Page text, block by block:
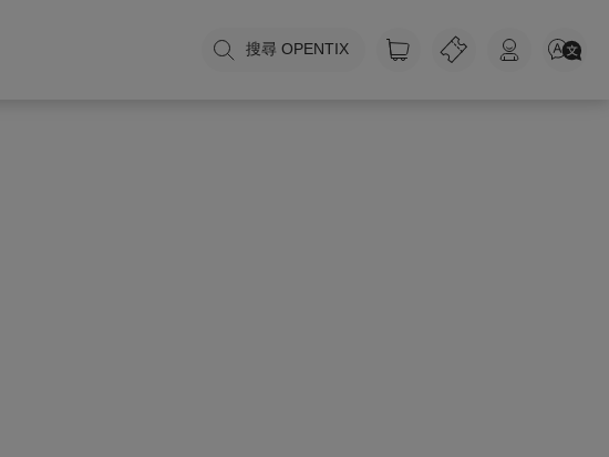
搜尋 OPENTIX